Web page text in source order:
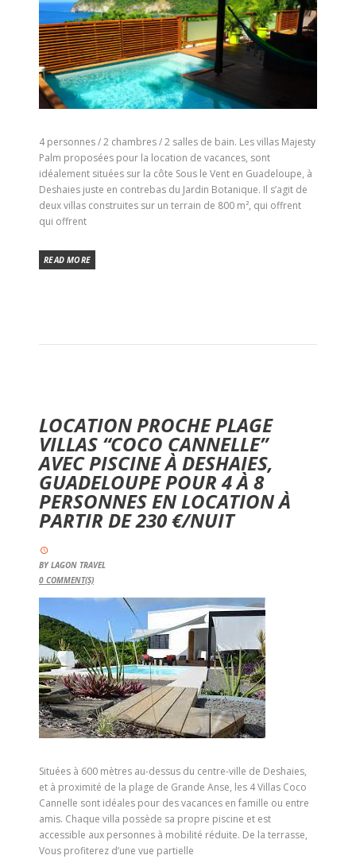
4 personnes / 2 chambres / 2 salles de bain. Les villas Majesty
Palm proposées pour la location de vacances, sont
idéalement situées sur la côte Sous le Vent en Guadeloupe, à
Deshaies juste en contrebas du Jardin Botanique. Il s’agit de
deux villas construites sur un terrain de 800 m², qui offrent
qui offrent
READ MORE
LOCATION PROCHE PLAGE
VILLAS “COCO CANNELLE”
AVEC PISCINE À DESHAIES,
GUADELOUPE POUR 4 À 8
PERSONNES EN LOCATION À
PARTIR DE 230 €/NUIT
BYLAGON TRAVEL
0 COMMENT(S)
Situées à 600 mètres au-dessus du centre-ville de Deshaies,
et à proximité de la plage de Grande Anse, les 4 Villas Coco
Cannelle sont idéales pour des vacances en famille ou entre
amis. Chaque villa possède sa propre piscine et est
accessible aux personnes à mobilité réduite. De la terrasse,
Vous profiterez d’une vue partielle